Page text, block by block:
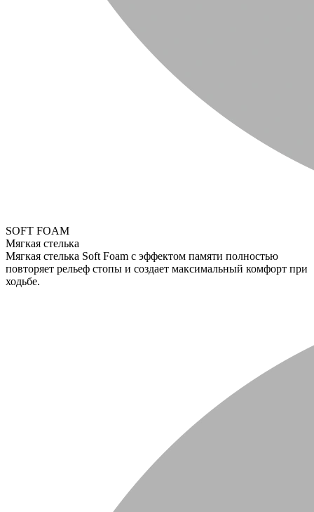
SOFT FOAM
Мягкая стелька
Мягкая стелька Soft Foam с эффектом памяти полностью
повторяет рельеф стопы и создает максимальный комфорт при
ходьбе.